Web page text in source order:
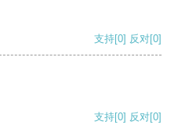
支持[0] 反对[0]
支持[0] 反对[0]